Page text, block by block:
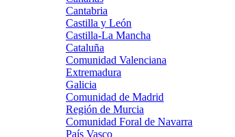
Cantabria
Castilla y León
Castilla-La Mancha
Cataluña
Comunidad Valenciana
Extremadura
Galicia
Comunidad de Madrid
Región de Murcia
Comunidad Foral de Navarra
País Vasco